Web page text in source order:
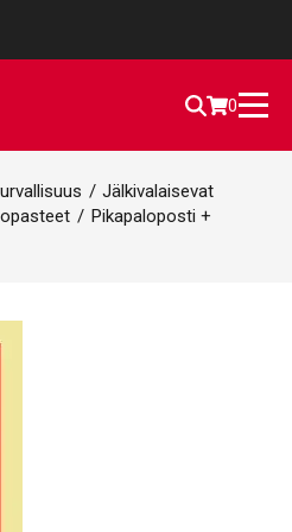
0
/ Jälkivalaisevat
/ Pikapaloposti +